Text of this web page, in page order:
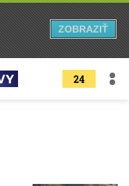
24
ZOBRAZIŤ